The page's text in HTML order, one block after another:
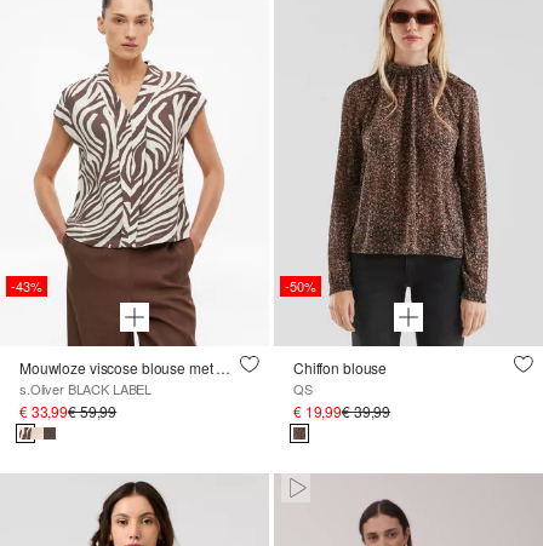
-43%
Mouwloze viscose blouse met V-halslijn
s.Oliver BLACK LABEL
€ 33,99€ 59,99
-50%
Chiffon blouse
QS
€ 19,99€ 39,99
Paused • Muted